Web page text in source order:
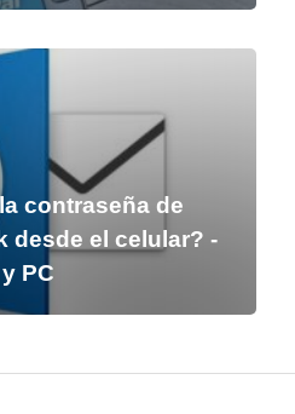
contraseña de
desde el celular? -
PC